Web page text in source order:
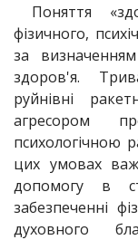
Поняття
фізичного,
за визначенням
здоров'я.
руйнівні
агресором
психологічною
цих умовах
допомогу в
забезпеченні
духовного